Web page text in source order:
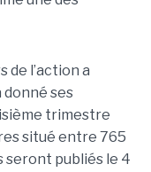
de l’action a
donné ses
trimestre
situé entre 765
seront publiés le 4